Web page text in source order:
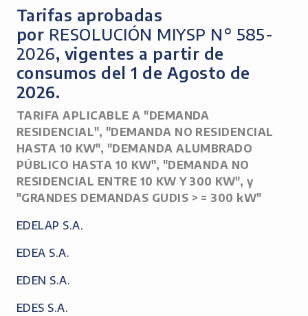
Tarifas aprobadas
por RESOLUCIÓN MIYSP N° 585-
2026, vigentes a partir de
consumos del 1 de Agosto de
2026.
TARIFA APLICABLE A "DEMANDA
RESIDENCIAL", "DEMANDA NO RESIDENCIAL
HASTA 10 KW", "DEMANDA ALUMBRADO
PÚBLICO HASTA 10 KW", "DEMANDA NO
RESIDENCIAL ENTRE 10 KW Y 300 KW", y
"GRANDES DEMANDAS GUDIS > = 300 kW"
EDELAP S.A.
EDEA S.A.
EDEN S.A.
EDES S.A.